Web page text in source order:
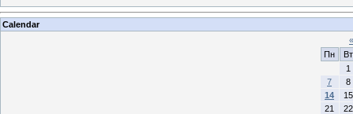
Calendar
«
Пн
Вт
1
7
8
14
15
21
22